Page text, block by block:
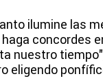
ilumine las
concordes
nuestro
eligendo